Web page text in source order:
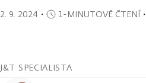
2. 9. 2024 ・ 1-MINUTOVÉ ČTENÍ・
J&T SPECIALISTA